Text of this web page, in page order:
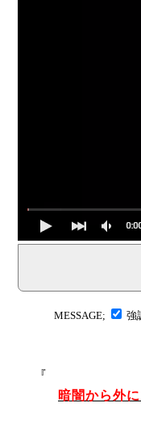
MESSAGE; 強
『
暗闇から外